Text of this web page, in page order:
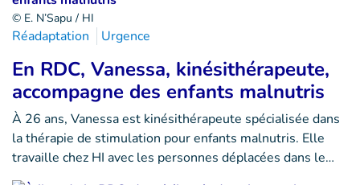
© E. N’Sapu / HI
Réadaptation Urgence
En RDC, Vanessa, kinésithérapeute,
accompagne des enfants malnutris
À 26 ans, Vanessa est kinésithérapeute spécialisée dans
la thérapie de stimulation pour enfants malnutris. Elle
travaille chez HI avec les personnes déplacées dans le…